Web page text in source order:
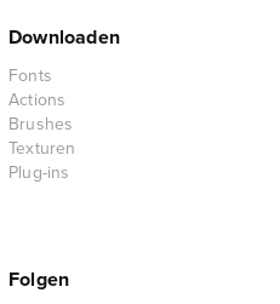
Downloaden
Fonts
Actions
Brushes
Texturen
Plug-ins
Folgen